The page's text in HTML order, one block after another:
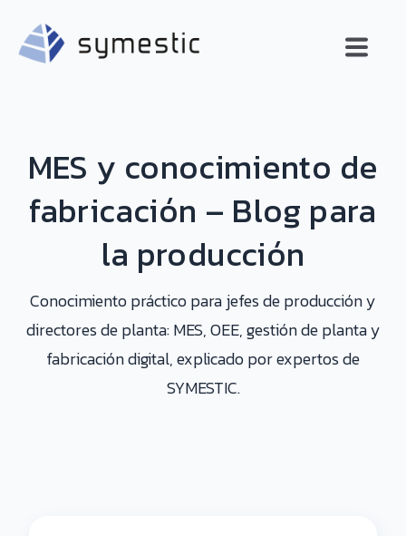
MES y conocimiento de
fabricación – Blog para
la producción
Conocimiento práctico para jefes de producción y
directores de planta: MES, OEE, gestión de planta y
fabricación digital, explicado por expertos de
SYMESTIC.